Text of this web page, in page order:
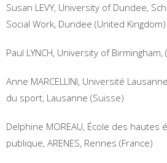
Susan LEVY, University of Dundee,
Social Work, Dundee (United Kingdom)
Paul LYNCH, University of
Anne MARCELLINI, Université
du sport, Lausanne (Suisse)
Delphine MOREAU, École des hautes
publique, ARENES, Rennes (France)